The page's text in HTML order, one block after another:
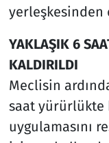
YAKLAŞIK 6
KALDIRILDI
Meclisin
saat yürürlükte
uygulamasını